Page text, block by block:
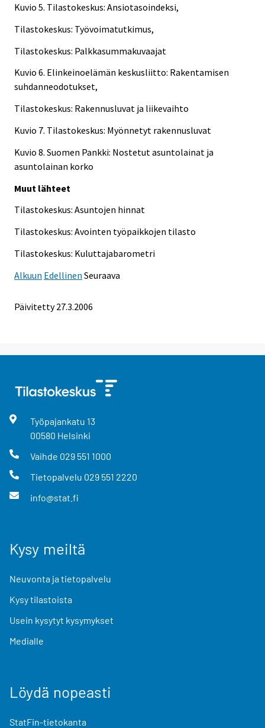
Kuvio 5. Tilastokeskus: Ansiotasoindeksi,
Tilastokeskus: Työvoimatutkimus,
Tilastokeskus: Palkkasummakuvaajat
Kuvio 6. Elinkeinoelämän keskusliitto: Rakentamisen
suhdanneodotukset,
Tilastokeskus: Rakennusluvat ja liikevaihto
Kuvio 7. Tilastokeskus: Myönnetyt rakennusluvat
Kuvio 8. Suomen Pankki: Nostetut asuntolainat ja
asuntolainan korko
Muut lähteet
Tilastokeskus: Asuntojen hinnat
Tilastokeskus: Avointen työpaikkojen tilasto
Tilastokeskus: Kuluttajabarometri
Alkuun Edellinen Seuraava
Päivitetty27.3.2006
Työpajankatu 13
00580 Helsinki
Vaihde 029 551 1000
Tietopalvelu 029 551 2220
info@stat.fi
Kysy meiltä
Neuvonta ja tietopalvelu
Kysy tilastoista
Usein kysytyt kysymykset
Medialle
Löydä nopeasti
StatFin-tietokanta